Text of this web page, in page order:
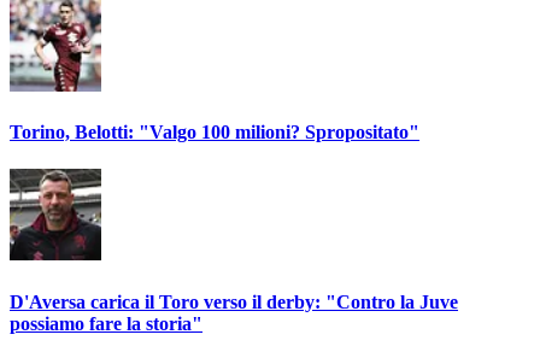
Torino, Belotti: "Valgo 100 milioni? Spropositato"
D'Aversa carica il Toro verso il derby: "Contro la Juve
possiamo fare la storia"